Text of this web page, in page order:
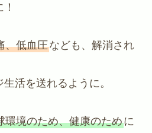
、低血圧なども、解消され
活を送れるように。
環境のため、健康のために